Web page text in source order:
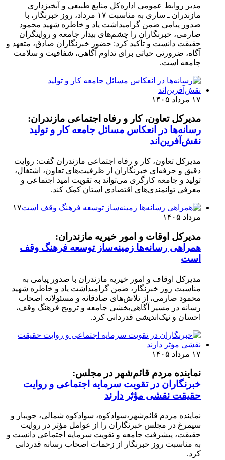
مدیر روابط عمومی اداره‌کل منابع طبیعی و آبخیزداری
مازندران ـ ساری به مناسبت ۱۷ مرداد، روز خبرنگار، با
صدور پیامی ضمن گرامیداشت یاد و خاطره شهید محمود
صارمی، خبرنگاران را چشم‌های بیدار جامعه و روایتگران
حقیقت دانست و تأکید کرد: حضور خبرنگاران صادق، متعهد و
آگاه، ضرورتی حیاتی برای تداوم آگاهی، شفافیت و سلامت
جامعه است.
۱۷ مرداد ۱۴۰۵
مدیرکل تعاون، کار و رفاه اجتماعی مازندران:
رسانه‌ها در انعکاس مسائل جامعه کار و تولید
نقش‌آفرین‌اند
مدیرکل تعاون، کار و رفاه اجتماعی مازندران گفت: روایت
دقیق و حرفه‌ای خبرنگاران از ظرفیت‌های تعاون، اشتغال،
تولید و جامعه کارگری می‌تواند به تقویت امید اجتماعی و
معرفی توانمندی‌های اقتصادی استان کمک کند.
۱۷
مرداد ۱۴۰۵
مدیرکل اوقات و امور خیریه مازندران:
همراهی رسانه‌ها زمینه‌ساز توسعه فرهنگ وقف
است
مدیرکل اوقاف و امور خیریه مازندران با صدور پیامی به
مناسبت روز خبرنگار، ضمن گرامیداشت یاد و خاطره شهید
محمود صارمی، از تلاش‌های صادقانه و مسئولانه اصحاب
رسانه در مسیر آگاهی‌بخشی جامعه و ترویج فرهنگ وقف،
احسان و نیک‌اندیشی قدردانی کرد.
۱۷ مرداد ۱۴۰۵
نماینده مردم قائم‌شهر در مجلس:
خبرنگاران در تقویت سرمایه اجتماعی و روایت
حقیقت نقشی مؤثر دارند
نماینده مردم قائم‌شهر،سوادکوه، سوادکوه شمالی، جویبار و
سیمرغ در مجلس خبرنگاران را از عوامل مؤثر در روایت
حقیقت، پیشرفت جامعه و تقویت سرمایه اجتماعی دانست و
به مناسبت روز خبرنگار از زحمات اصحاب رسانه قدردانی
کرد.